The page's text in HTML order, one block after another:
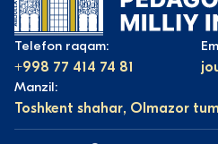
Telefon raqam:
+998 77 414 74 81
Manzil:
Toshkent shahar, Olmazor